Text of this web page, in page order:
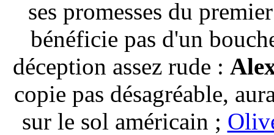
ses promesses du
bénéficie pas d'un
déception assez rude :
copie pas désagréable,
sur le sol américain ;